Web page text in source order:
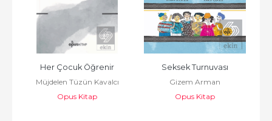
Her Çocuk Öğrenir
Müjdelen Tüzün Kavalcı
Opus Kitap
Seksek Turnuvası
Gizem Arman
Opus Kitap